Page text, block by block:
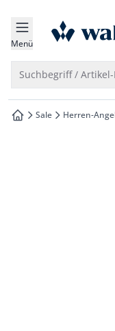
springen
springen
springen
springen
Menü
Suchbegriff /
zur Startseite
Sale Herren-